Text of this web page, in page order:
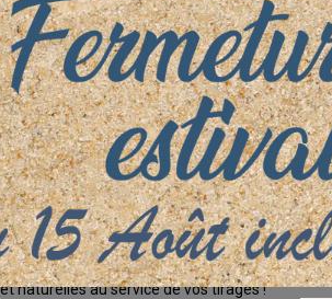
GAMME UNIVERT
naturelles au service de vos tirages !